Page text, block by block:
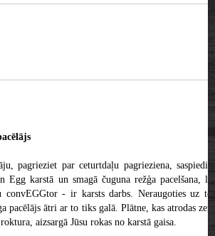
pagrieziet par ceturtdaļu pagrieziena, saspiediet
Egg karstā un smagā čuguna režģa pacelšana, lai
- ir karsts darbs. Neraugoties uz to,
pacēlājs ātri ar to tiks galā. Plātne, kas atrodas zem
aizsargā Jūsu rokas no karstā gaisa.